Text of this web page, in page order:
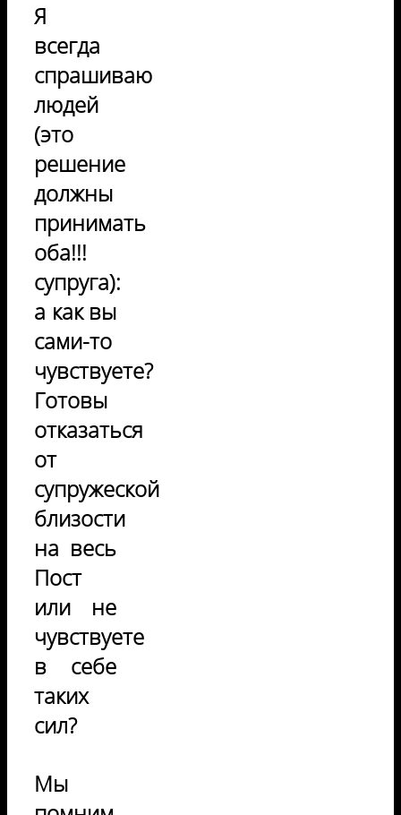
Я
всегда
спрашиваю
людей
(это
решение
должны
принимать
оба!!!
супруга):
а как вы
сами-то
чувствуете?
Готовы
отказаться
от
супружеской
близости
на весь
Пост
или не
чувствуете
в себе
таких
сил?
Мы